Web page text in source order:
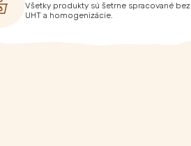
Všetky produkty sú šetrne spracované bez
UHT a homogenizácie.